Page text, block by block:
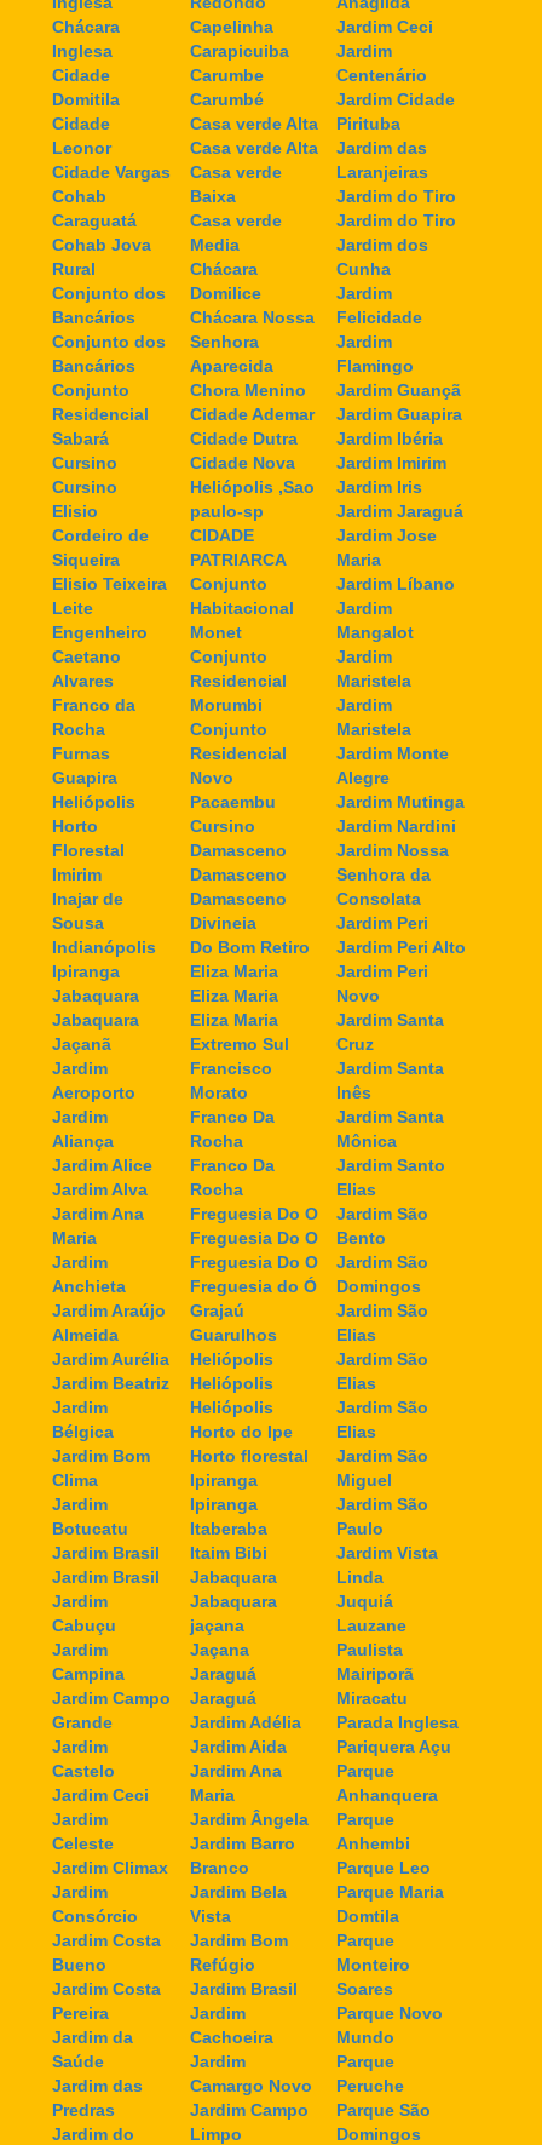
Chácara
Inglesa
Cidade
Domitila
Cidade
Leonor
Cidade Vargas
Cohab
Caraguatá
Cohab Jova
Rural
Conjunto dos
Bancários
Conjunto dos
Bancários
Conjunto
Residencial
Sabará
Cursino
Cursino
Elisio
Cordeiro de
Siqueira
Elisio Teixeira
Leite
Engenheiro
Caetano
Alvares
Franco da
Rocha
Furnas
Guapira
Heliópolis
Horto
Florestal
Imirim
Inajar de
Sousa
Indianópolis
Ipiranga
Jabaquara
Jabaquara
Jaçanã
Jardim
Aeroporto
Jardim
Aliança
Jardim Alice
Jardim Alva
Jardim Ana
Maria
Jardim
Anchieta
Jardim Araújo
Almeida
Jardim Aurélia
Jardim Beatriz
Jardim
Bélgica
Jardim Bom
Clima
Jardim
Botucatu
Jardim Brasil
Jardim Brasil
Jardim
Cabuçu
Jardim
Campina
Jardim Campo
Grande
Jardim
Castelo
Jardim Ceci
Jardim
Celeste
Jardim Climax
Jardim
Consórcio
Jardim Costa
Bueno
Jardim Costa
Pereira
Jardim da
Saúde
Jardim das
Predras
Jardim do
Capelinha
Carapicuiba
Carumbe
Carumbé
Casa verde Alta
Casa verde Alta
Casa verde
Baixa
Casa verde
Media
Chácara
Domilice
Chácara Nossa
Senhora
Aparecida
Chora Menino
Cidade Ademar
Cidade Dutra
Cidade Nova
Heliópolis ,Sao
paulo-sp
CIDADE
PATRIARCA
Conjunto
Habitacional
Monet
Conjunto
Residencial
Morumbi
Conjunto
Residencial
Novo
Pacaembu
Cursino
Damasceno
Damasceno
Damasceno
Divineia
Do Bom Retiro
Eliza Maria
Eliza Maria
Eliza Maria
Extremo Sul
Francisco
Morato
Franco Da
Rocha
Franco Da
Rocha
Freguesia Do O
Freguesia Do O
Freguesia Do O
Freguesia do Ó
Grajaú
Guarulhos
Heliópolis
Heliópolis
Heliópolis
Horto do Ipe
Horto florestal
Ipiranga
Ipiranga
Itaberaba
Itaim Bibi
Jabaquara
Jabaquara
jaçana
Jaçana
Jaraguá
Jaraguá
Jardim Adélia
Jardim Aida
Jardim Ana
Maria
Jardim Ângela
Jardim Barro
Branco
Jardim Bela
Vista
Jardim Bom
Refúgio
Jardim Brasil
Jardim
Cachoeira
Jardim
Camargo Novo
Jardim Campo
Limpo
Jardim Ceci
Jardim
Centenário
Jardim Cidade
Pirituba
Jardim das
Laranjeiras
Jardim do Tiro
Jardim do Tiro
Jardim dos
Cunha
Jardim
Felicidade
Jardim
Flamingo
Jardim Guançã
Jardim Guapira
Jardim Ibéria
Jardim Imirim
Jardim Iris
Jardim Jaraguá
Jardim Jose
Maria
Jardim Líbano
Jardim
Mangalot
Jardim
Maristela
Jardim
Maristela
Jardim Monte
Alegre
Jardim Mutinga
Jardim Nardini
Jardim Nossa
Senhora da
Consolata
Jardim Peri
Jardim Peri Alto
Jardim Peri
Novo
Jardim Santa
Cruz
Jardim Santa
Inês
Jardim Santa
Mônica
Jardim Santo
Elias
Jardim São
Bento
Jardim São
Domingos
Jardim São
Elias
Jardim São
Elias
Jardim São
Elias
Jardim São
Miguel
Jardim São
Paulo
Jardim Vista
Linda
Juquiá
Lauzane
Paulista
Mairiporã
Miracatu
Parada Inglesa
Pariquera Açu
Parque
Anhanquera
Parque
Anhembi
Parque Leo
Parque Maria
Domtila
Parque
Monteiro
Soares
Parque Novo
Mundo
Parque
Peruche
Parque São
Domingos